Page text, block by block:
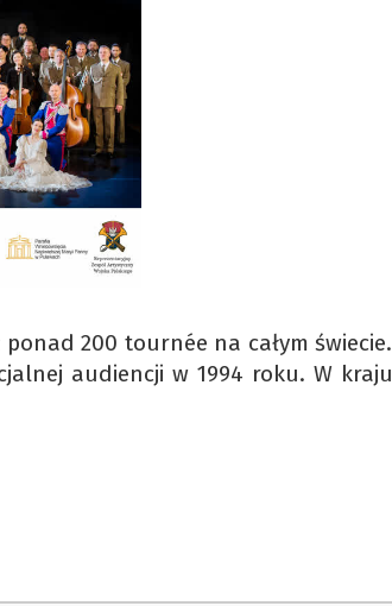
200 tournée na całym świecie.
audiencji w 1994 roku. W kraju